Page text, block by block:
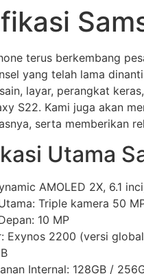
terus berkembang
yang telah lama
layar, perangkat
S22. Kami juga akan
serta memberikan
Utama
AMOLED 2X, 6.1
Triple kamera 50
10 MP
Exynos 2200 (versi
Internal: 128GB /